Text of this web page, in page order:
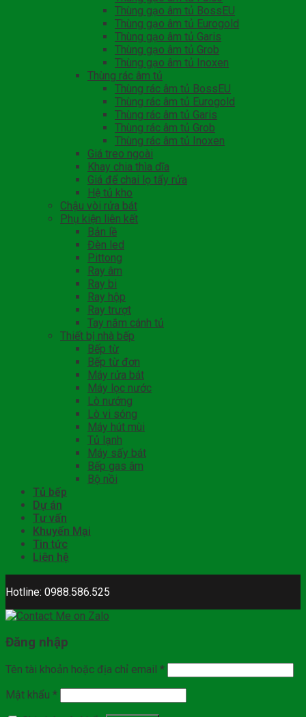
Thùng gạo âm tủ BossEU
Thùng gạo âm tủ Eurogold
Thùng gạo âm tủ Garis
Thùng gạo âm tủ Grob
Thùng gạo âm tủ Inoxen
Thùng rác âm tủ
Thùng rác âm tủ BossEU
Thùng rác âm tủ Eurogold
Thùng rác âm tủ Garis
Thùng rác âm tủ Grob
Thùng rác âm tủ Inoxen
Giá treo ngoài
Khay chia thìa dĩa
Giá để chai lọ tẩy rửa
Hệ tủ kho
Chậu vòi rửa bát
Phụ kiện liên kết
Bản lề
Đèn led
Pittong
Ray âm
Ray bi
Ray hộp
Ray trượt
Tay nắm cánh tủ
Thiết bị nhà bếp
Bếp từ
Bếp từ đơn
Máy rửa bát
Máy lọc nước
Lò nướng
Lò vi sóng
Máy hút mùi
Tủ lạnh
Máy sấy bát
Bếp gas âm
Bộ nồi
Tủ bếp
Dự án
Tư vấn
Khuyến Mại
Tin tức
Liên hệ
Hotline: 0988.586.525
Đăng nhập
Tên tài khoản hoặc địa chỉ email *
Mật khẩu *